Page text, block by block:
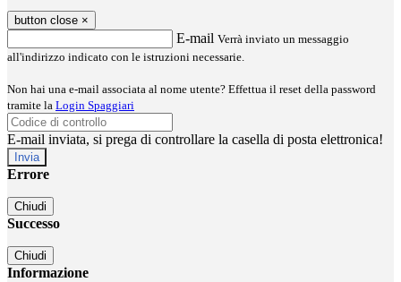
button close ×
E-mail Verrà inviato un messaggio
all'indirizzo indicato con le istruzioni necessarie.
Non hai una e-mail associata al nome utente? Effettua il reset della password
tramite la Login Spaggiari
E-mail inviata, si prega di controllare la casella di posta elettronica!
Errore
Chiudi
Successo
Chiudi
Informazione